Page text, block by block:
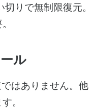
りで無制限復元。
ル
はありません。他
。